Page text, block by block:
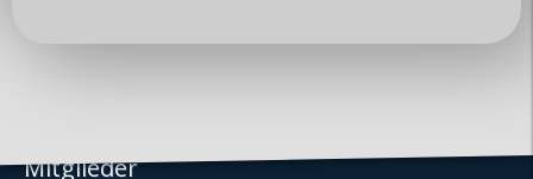
Über uns
Mitglieder